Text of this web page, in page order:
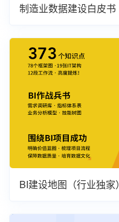
制造业数据建设白皮书
BI建设地图（行业独家）